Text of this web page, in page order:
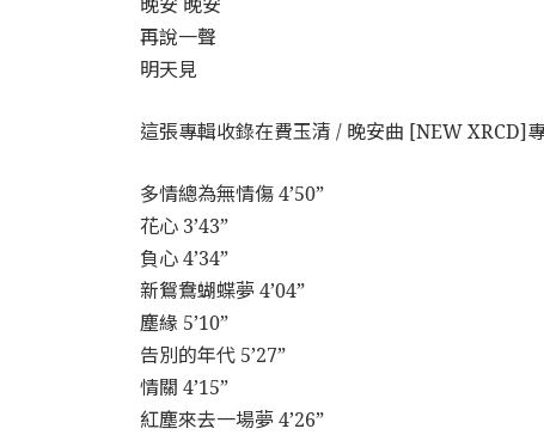
再說一聲
明天見
這張專輯收錄在費玉清 / 晚安曲 [NEW XRCD]
多情總為無情傷 4’50”
花心 3’43”
負心 4’34”
新鴛鴦蝴蝶夢 4’04”
塵緣 5’10”
告別的年代 5’27”
情關 4’15”
紅塵來去一場夢 4’26”